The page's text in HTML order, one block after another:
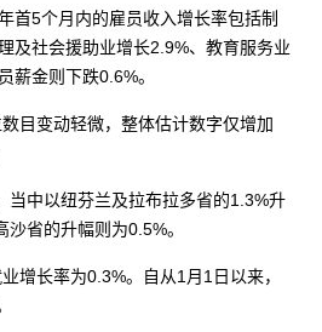
首5个月内的雇员收入增长率包括制
及社会援助业增长2.9%、教育服务业
薪金则下跌0.6%。
目变动轻微，整体估计数字仅增加
当中以纽芬兰及拉布拉多省的1.3%升
省的升幅则为0.5%。
增长率为0.3%。自从1月1日以来，